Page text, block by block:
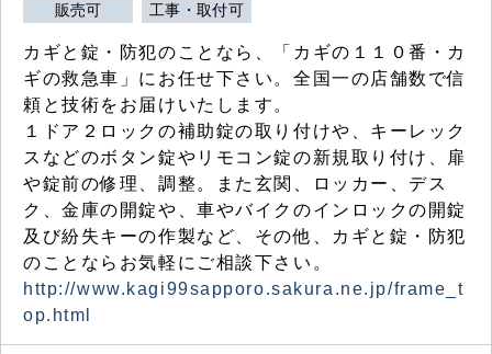
販売可 工事・取付可
カギと錠・防犯のことなら、「カギの１１０番・カ
ギの救急車」にお任せ下さい。全国一の店舗数で信
頼と技術をお届けいたします。
１ドア２ロックの補助錠の取り付けや、キーレック
スなどのボタン錠やリモコン錠の新規取り付け、扉
や錠前の修理、調整。また玄関、ロッカー、デス
ク、金庫の開錠や、車やバイクのインロックの開錠
及び紛失キーの作製など、その他、カギと錠・防犯
のことならお気軽にご相談下さい。
http://www.kagi99sapporo.sakura.ne.jp/frame_t
op.html